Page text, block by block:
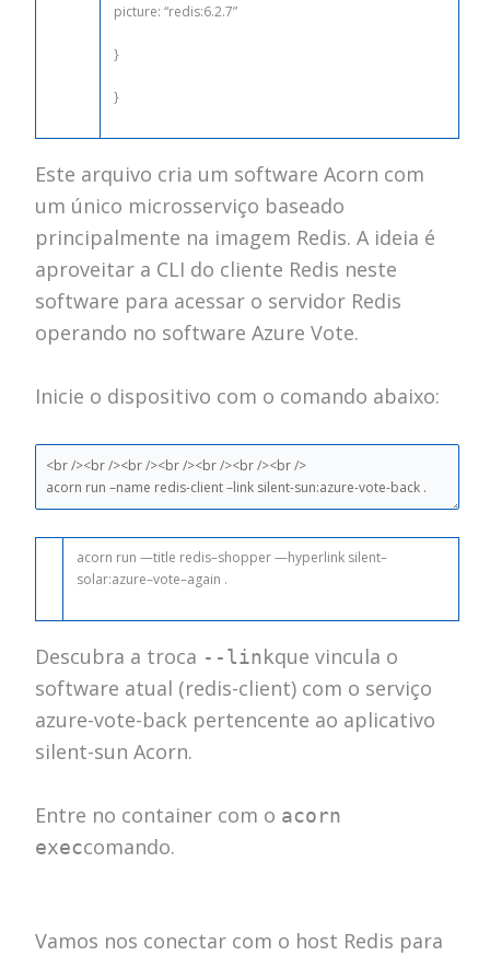
picture: “redis:6.2.7”
}
}
Este arquivo cria um software Acorn com
um único microsserviço baseado
principalmente na imagem Redis. A ideia é
aproveitar a CLI do cliente Redis neste
software para acessar o servidor Redis
operando no software Azure Vote.
Inicie o dispositivo com o comando abaixo:
acorn run —title redis–shopper—hyperlink silent–
solar:azure–vote–again .
Descubra a troca --linkque vincula o
software atual (redis-client) com o serviço
azure-vote-back pertencente ao aplicativo
silent-sun Acorn.
Entre no container com o acorn
execcomando.
Vamos nos conectar com o host Redis para